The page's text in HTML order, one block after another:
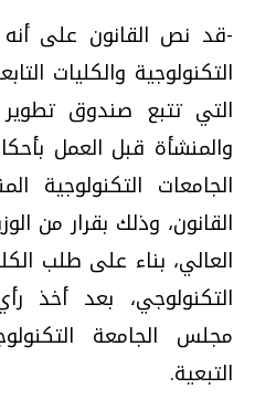
-قد نص القانون على أنه
التكنولوجية والكليات
التي تتبع صندوق تطوير
والمنشأة قبل العمل
الجامعات التكنولوجية
القانون، وذلك بقرار من
العالي، بناء على طلب
التكنولوجي، بعد أخذ
مجلس الجامعة
التبعية.